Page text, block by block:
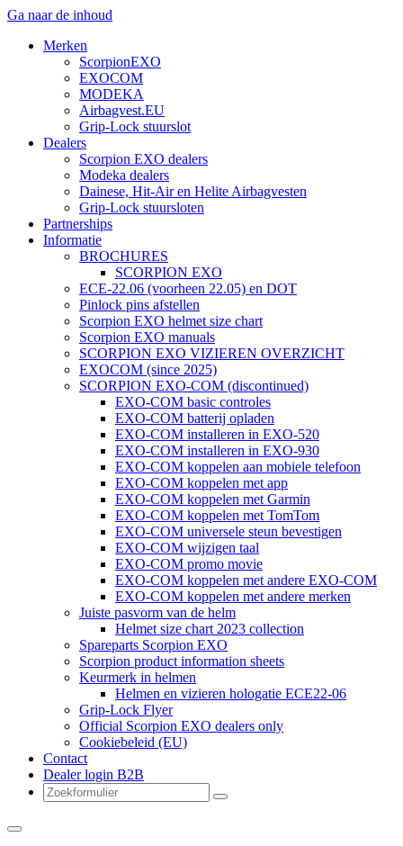
Ga naar de inhoud
Merken
ScorpionEXO
EXOCOM
MODEKA
Airbagvest.EU
Grip-Lock stuurslot
Dealers
Scorpion EXO dealers
Modeka dealers
Dainese, Hit-Air en Helite Airbagvesten
Grip-Lock stuursloten
Partnerships
Informatie
BROCHURES
SCORPION EXO
ECE-22.06 (voorheen 22.05) en DOT
Pinlock pins afstellen
Scorpion EXO helmet size chart
Scorpion EXO manuals
SCORPION EXO VIZIEREN OVERZICHT
EXOCOM (since 2025)
SCORPION EXO-COM (discontinued)
EXO-COM basic controles
EXO-COM batterij opladen
EXO-COM installeren in EXO-520
EXO-COM installeren in EXO-930
EXO-COM koppelen aan mobiele telefoon
EXO-COM koppelen met app
EXO-COM koppelen met Garmin
EXO-COM koppelen met TomTom
EXO-COM universele steun bevestigen
EXO-COM wijzigen taal
EXO-COM promo movie
EXO-COM koppelen met andere EXO-COM
EXO-COM koppelen met andere merken
Juiste pasvorm van de helm
Helmet size chart 2023 collection
Spareparts Scorpion EXO
Scorpion product information sheets
Keurmerk in helmen
Helmen en vizieren hologatie ECE22-06
Grip-Lock Flyer
Official Scorpion EXO dealers only
Cookiebeleid (EU)
Contact
Dealer login B2B
Zoeken